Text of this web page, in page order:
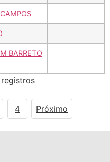
BARRETO
4 Próximo